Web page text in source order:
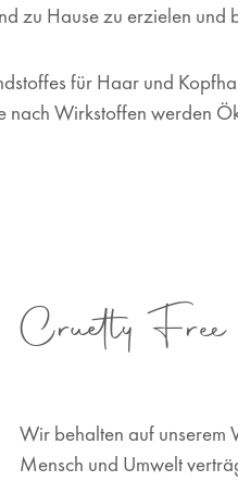
zu Hause zu erzielen
für Haar und
nach Wirkstoffen werden
Cruetly Free
Wir behalten auf unserem
Mensch und Umwelt